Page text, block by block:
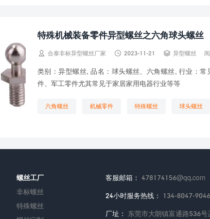
特殊机械装备零件异型螺丝之六角球头螺丝
 合泰非标异型螺丝厂家  2023-11-21  异型螺丝
类别：异型螺丝, 品名：球头螺丝、六角螺丝, 行业：
件、军工零件尤其常见于家居家用电器行业等等
六角螺丝 机械零件 特殊螺丝 球头螺丝
螺丝工厂
非标螺丝
特殊螺丝
客服邮箱： 478174156@qq.com
24小时服务热线： 134-8047-9046
厂址： 东莞市大朗镇富通路536号